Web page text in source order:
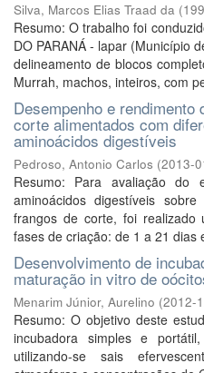
Silva, Marcos Elias Traad da (
Resumo: O trabalho foi
DO PARANÁ - lapar (Município
delineamento de blocos
Murrah, machos, inteiros, com
Desempenho e
corte alimentados com
aminoácidos digestíveis
Pedroso, Antonio Carlos (2013-
Resumo: Para avaliação do
aminoácidos digestíveis
frangos de corte, foi realizado
fases de criação: de 1 a 21 dias
Desenvolvimento de
maturação in vitro de
Menarim Júnior, Aurelino (2012-
Resumo: O objetivo deste
incubadora simples e
utilizando-se sais